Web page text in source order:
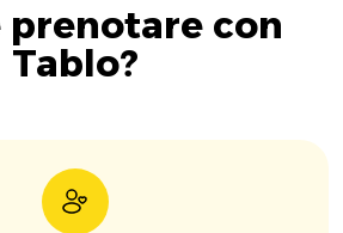
prenotare con
Tablo?